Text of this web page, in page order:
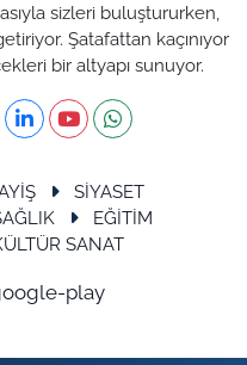
sizleri buluştururken,
Şatafattan kaçınıyor
bir altyapı sunuyor.
SİYASET
EĞİTİM
SANAT